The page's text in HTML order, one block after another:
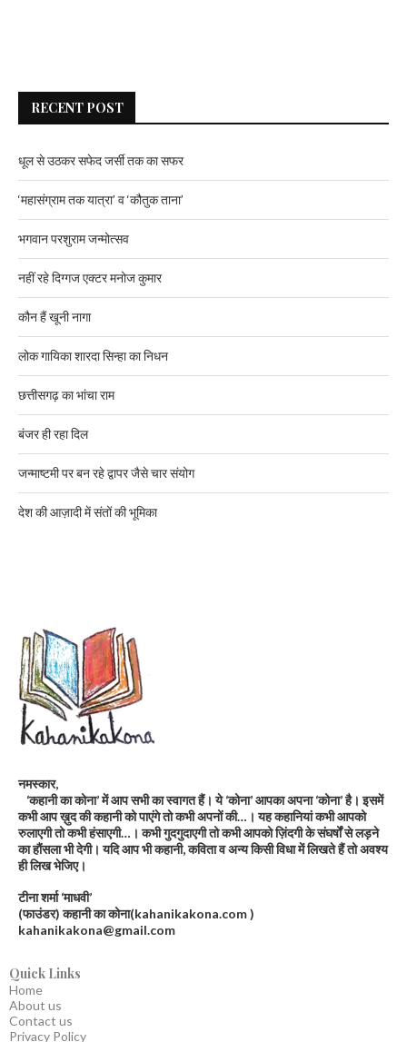
RECENT POST
धूल से उठकर सफेद जर्सी तक का सफर
‘महासंग्राम तक यात्रा’ व ‘कौतुक ताना’
भगवान परशुराम जन्मोत्सव
नहीं रहे दिग्गज एक्टर मनोज कुमार
कौन हैं खूनी नागा
लोक गायिका शारदा सिन्हा का निधन
छत्तीसगढ़ का भांचा राम
बंजर ही रहा दिल
जन्माष्टमी पर बन रहे द्वापर जैसे चार संयोग
देश की आज़ादी में संतों की भूमिका
नमस्कार,
‘कहानी का कोना’ में आप सभी का स्वागत हैं। ये ‘कोना’ आपका अपना ‘कोना’ है। इसमें
कभी आप ख़ुद की कहानी को पाएंगे तो कभी अपनों की…। यह कहानियां कभी आपको
रुलाएगी तो कभी हंसाएगी…। कभी गुदगुदाएगी तो कभी आपको ज़िंदगी के संघर्षों से लड़ने
का हौंसला भी देगी। यदि आप भी कहानी, कविता व अन्य किसी विधा में लिखते हैं तो अवश्य
ही लिख भेजिए।
टीना शर्मा ‘माधवी’
(फाउंडर) कहानी का कोना(kahanikakona.com )
kahanikakona@gmail.com
Quick Links
Home
About us
Contact us
Privacy Policy